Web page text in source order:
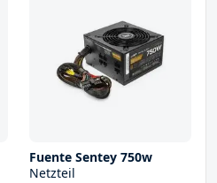
Fuente Sentey 750w
Netzteil